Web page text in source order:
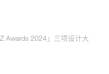
Awards 2024」三项设计大